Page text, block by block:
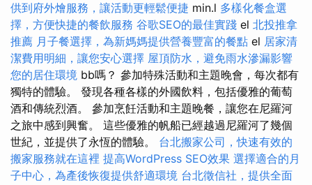
供到府外燴服務，讓活動更輕鬆便捷 min.l 多樣化餐盒選
擇，方便快捷的餐飲服務 谷歌SEO的最佳實踐 el 北投推拿
推薦 月子餐選擇，為新媽媽提供營養豐富的餐點 el 居家清
潔費用明細，讓您安心選擇 屋頂防水，避免雨水滲漏影響
您的居住環境 bb嗎？ 參加特殊活動和主題晚會，每次都有
獨特的體驗。 發現各種各樣的外國飲料，包括優雅的葡萄
酒和傳統烈酒。 參加烹飪活動和主題晚餐，讓您在尼羅河
之旅中感到興奮。 這些優雅的帆船已經越過尼羅河了幾個
世紀，並提供了永恆的體驗。 台北搬家公司，快速有效的
搬家服務就在這裡 提高WordPress SEO效果 選擇適合的月
子中心，為產後恢復提供舒適環境 台北徵信社，提供全面